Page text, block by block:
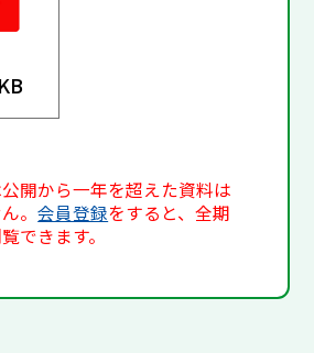
開から一年を超えた資料は
。会員登録をすると、全期
できます。